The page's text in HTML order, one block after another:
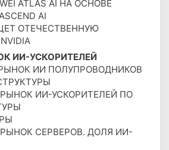
ATLAS AI НА ОСНОВЕ
AI
ОТЕЧЕСТВЕННУЮ
ИИ-УСКОРИТЕЛЕЙ
ИИ ПОЛУПРОВОДНИКОВ
ИИ-УСКОРИТЕЛЕЙ ПО
СЕРВЕРОВ. ДОЛЯ ИИ-